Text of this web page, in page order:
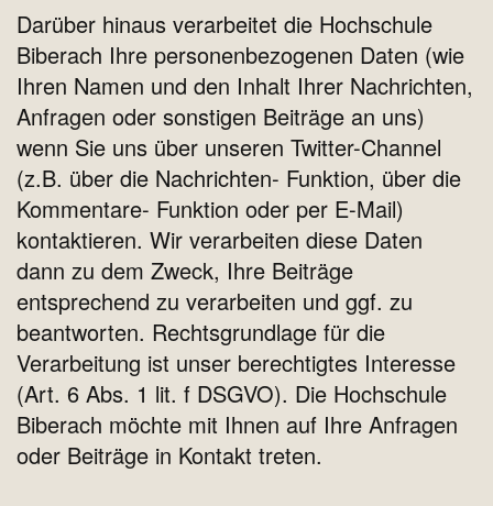
Darüber hinaus verarbeitet die Hochschule
Biberach Ihre personenbezogenen Daten (wie
Ihren Namen und den Inhalt Ihrer Nachrichten,
Anfragen oder sonstigen Beiträge an uns)
wenn Sie uns über unseren Twitter-Channel
(z.B. über die Nachrichten- Funktion, über die
Kommentare- Funktion oder per E-Mail)
kontaktieren. Wir verarbeiten diese Daten
dann zu dem Zweck, Ihre Beiträge
entsprechend zu verarbeiten und ggf. zu
beantworten. Rechtsgrundlage für die
Verarbeitung ist unser berechtigtes Interesse
(Art. 6 Abs. 1 lit. f DSGVO). Die Hochschule
Biberach möchte mit Ihnen auf Ihre Anfragen
oder Beiträge in Kontakt treten.